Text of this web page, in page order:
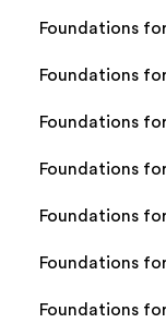
Foundations
Foundations
Foundations
Foundations
Foundations
Foundations
Foundations